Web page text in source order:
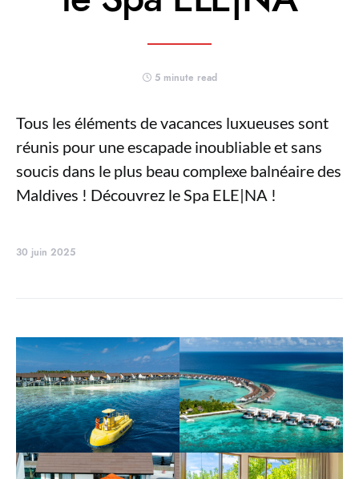
5 minute read
Tous les éléments de vacances luxueuses sont
réunis pour une escapade inoubliable et sans
soucis dans le plus beau complexe balnéaire des
Maldives ! Découvrez le Spa ELE|NA !
30 juin 2025